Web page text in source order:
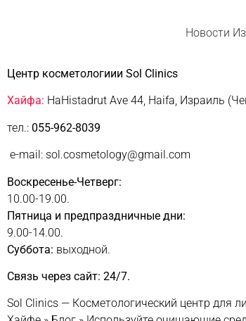
Новости
Центр косметологиии Sol Clinics
Хайфа: HaHistadrut Ave 44, Haifa, Израиль
тел.: 055-962-8039
e-mail: sol.cosmetology@gmail.com
Воскресенье-Четверг:
10.00-19.00.
Пятница и предпраздничные дни:
9.00-14.00.
Суббота: выходной.
Связь через сайт: 24/7.
Sol Clinics — Косметологический центр для